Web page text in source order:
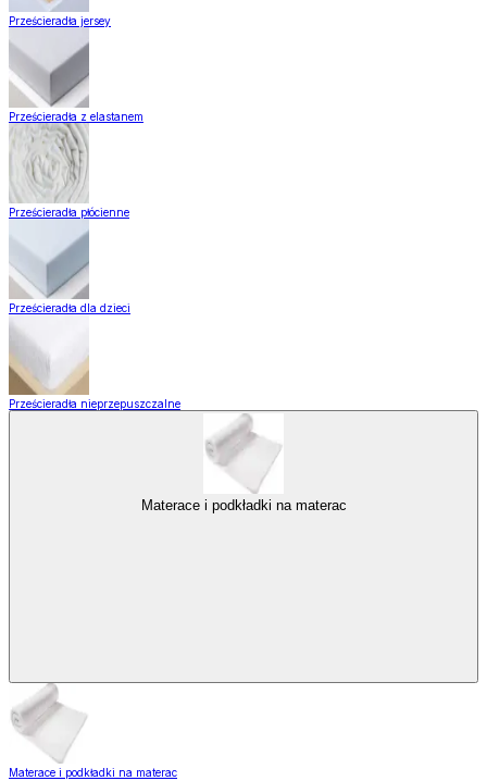
Prześcieradła jersey
Prześcieradła z elastanem
Prześcieradła płócienne
Prześcieradła dla dzieci
Prześcieradła nieprzepuszczalne
Materace i podkładki na materac
Materace i podkładki na materac